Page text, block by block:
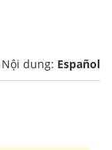
Nội dung: Español